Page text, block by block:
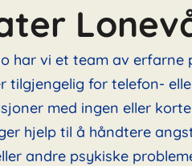
har vi et team av erfarne
tilgjengelig for telefon-
med ingen eller
hjelp til å håndtere
andre psykiske